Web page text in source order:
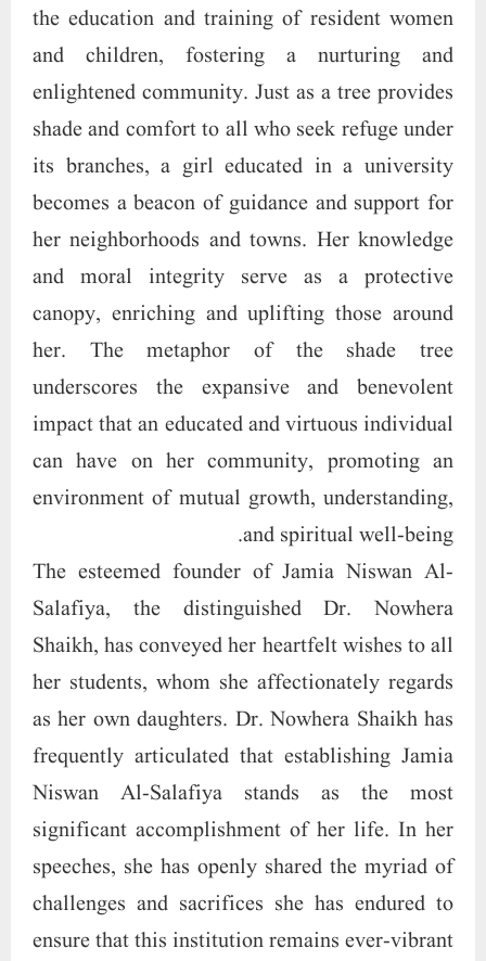
the education and training of resident women
and children, fostering a nurturing and
enlightened community. Just as a tree provides
shade and comfort to all who seek refuge under
its branches, a girl educated in a university
becomes a beacon of guidance and support for
her neighborhoods and towns. Her knowledge
and moral integrity serve as a protective
canopy, enriching and uplifting those around
her. The metaphor of the shade tree
underscores the expansive and benevolent
impact that an educated and virtuous individual
can have on her community, promoting an
environment of mutual growth, understanding,
and spiritual well-being.
The esteemed founder of Jamia Niswan Al-
Salafiya, the distinguished Dr. Nowhera
Shaikh, has conveyed her heartfelt wishes to all
her students, whom she affectionately regards
as her own daughters. Dr. Nowhera Shaikh has
frequently articulated that establishing Jamia
Niswan Al-Salafiya stands as the most
significant accomplishment of her life. In her
speeches, she has openly shared the myriad of
challenges and sacrifices she has endured to
ensure that this institution remains ever-vibrant